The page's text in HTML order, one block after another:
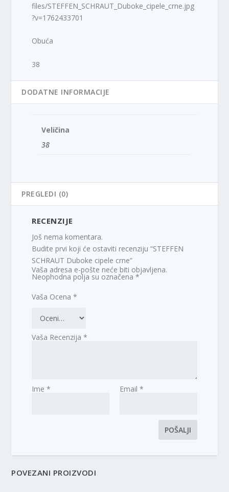
files/STEFFEN_SCHRAUT_Duboke_cipele_crne.jpg
?v=1762433701
Obuća
38
DODATNE INFORMACIJE
Veličina
38
PREGLEDI (0)
RECENZIJE
Još nema komentara.
Budite prvi koji će ostaviti recenziju “STEFFEN
SCHRAUT Duboke cipele crne”
Vaša adresa e-pošte neće biti objavljena.
Neophodna polja su označena*
Vaša Ocena*
Vaša Recenzija*
Ime* Email *
POVEZANI PROIZVODI